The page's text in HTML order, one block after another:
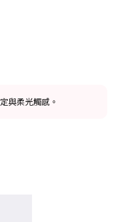
與柔光觸感。